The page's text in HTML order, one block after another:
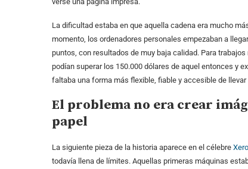
La dificultad estaba en que aquella cadena era mucho
momento, los ordenadores personales empezaban a
puntos, con resultados de muy baja calidad. Para
podían superar los 150.000 dólares de aquel entonces y
faltaba una forma más flexible, fiable y accesible de
El problema no era crear
papel
La siguiente pieza de la historia aparece en el célebre
todavía llena de límites. Aquellas primeras máquinas